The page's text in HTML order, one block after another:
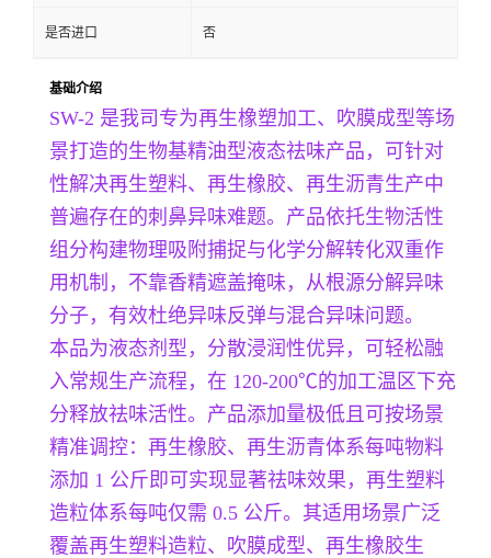
是否进口 否
基础介绍
SW-2 是我司专为再生橡塑加工、吹膜成型等场
景打造的生物基精油型液态祛味产品，可针对
性解决再生塑料、再生橡胶、再生沥青生产中
普遍存在的刺鼻异味难题。产品依托生物活性
组分构建物理吸附捕捉与化学分解转化双重作
用机制，不靠香精遮盖掩味，从根源分解异味
分子，有效杜绝异味反弹与混合异味问题。
本品为液态剂型，分散浸润性优异，可轻松融
入常规生产流程，在 120-200℃的加工温区下充
分释放祛味活性。产品添加量极低且可按场景
精准调控：再生橡胶、再生沥青体系每吨物料
添加 1 公斤即可实现显著祛味效果，再生塑料
造粒体系每吨仅需 0.5 公斤。其适用场景广泛
覆盖再生塑料造粒、吹膜成型、再生橡胶生